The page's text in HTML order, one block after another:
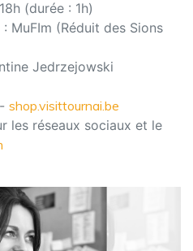
(durée : 1h)
MuFIm (Réduit des Sions
Jedrzejowski
shop.visittournai.be
les réseaux sociaux et le